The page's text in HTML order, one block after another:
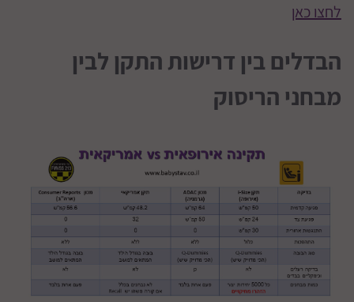
לחצו כאן
הבדלים בין דרישות התקן לבין
מבחני הריסוק